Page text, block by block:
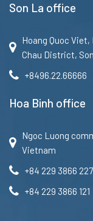
Son La office
Hoang Quoc
Chau District,
+8496.22.66666
Hoa Binh office
Ngoc Luong
Vietnam
+84 229 3866 227
+84 229 3866 121